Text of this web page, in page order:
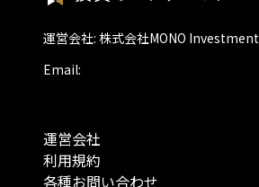
運営会社: 株式会社MONO Investment
Email:
運営会社
利用規約
各種お問い合わせ